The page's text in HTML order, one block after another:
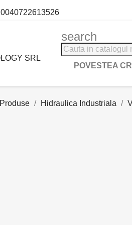
0040722613526
search
POVESTEA
Produse Hidraulica Industriala